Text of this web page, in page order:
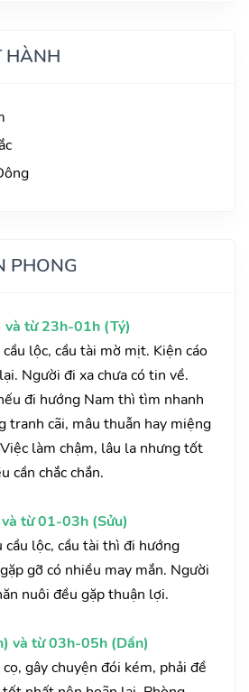
HÀNH
PHONG
từ 23h-01h (Tý)
lộc, cầu tài mờ mịt. Kiện cáo
Người đi xa chưa có tin về.
đi hướng Nam thì tìm nhanh
tranh cãi, mâu thuẫn hay miệng
làm chậm, lâu la nhưng tốt
cần chắc chắn.
từ 01-03h (Sửu)
lộc, cầu tài thì đi hướng
gỡ có nhiều may mắn. Người
nuôi đều gặp thuận lợi.
và từ 03h-05h (Dần)
gây chuyện đói kém, phải đề